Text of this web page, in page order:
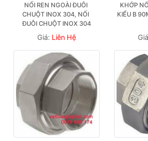
NỐI REN NGOÀI ĐUÔI
CHUỘT INOX 304, NỐI
ĐUÔI CHUỘT INOX 304
Giá: Liên Hệ
KHỚP
KIỂU B